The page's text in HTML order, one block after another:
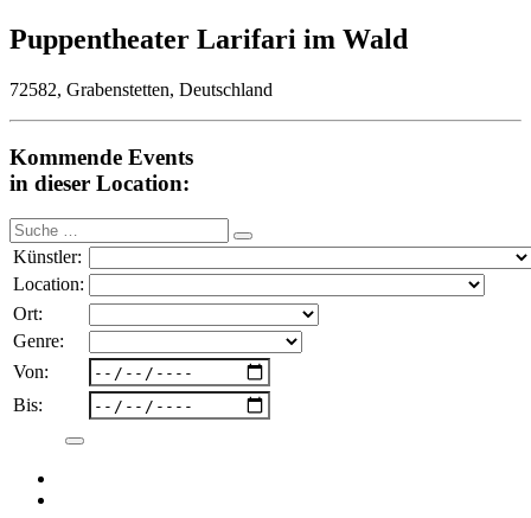
Puppentheater Larifari im Wald
72582, Grabenstetten, Deutschland
Kommende Events
in dieser Location:
Suche
nach:
Künstler:
Location:
Ort:
Genre:
Von:
Bis: